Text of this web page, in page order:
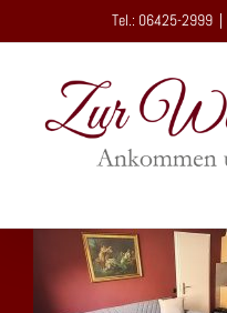
Inhalt
Tel.: 06425-2999